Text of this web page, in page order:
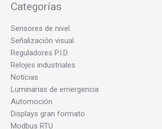
Categorías
Sensores de nivel
Señalización visual
Reguladores P.I.D.
Relojes industriales
Notícias
Luminarias de emergencia
Automoción
Displays gran formato
Modbus RTU